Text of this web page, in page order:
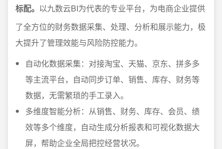
标配。 以九数云BI为代表的专业平台，为电商企业提供
了全方位的财务数据采集、处理、分析和展示能力，极
大提升了管理效能与风险防控能力。
自动化数据采集：对接淘宝、天猫、京东、拼多多
等主流平台，自动同步订单、销售、库存、财务等
数据，无需繁琐的手工录入。
多维度智能分析：从销售、财务、库存、会员、绩
效等多个维度，自动生成分析报表和可视化数据大
屏，帮助企业全局把控经营状况。